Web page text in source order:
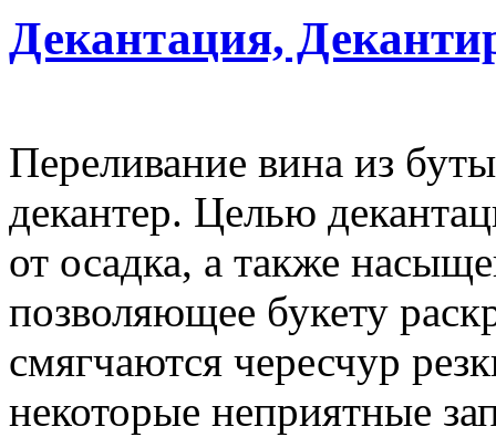
Декантация,
Переливание вина из
декантер. Целью
от осадка, а также
позволяющее букету
смягчаются чересчур
некоторые неприятные